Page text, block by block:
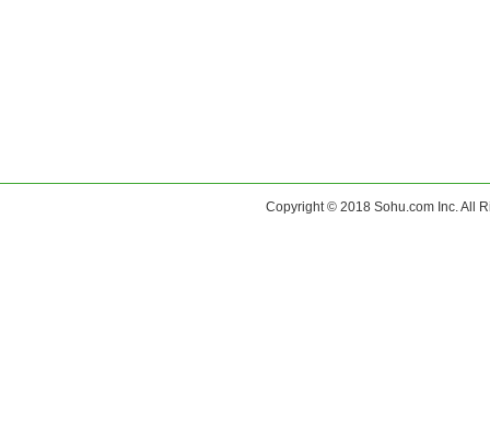
Copyright © 2018 Sohu.com Inc. All